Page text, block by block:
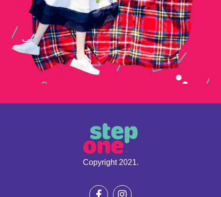
Copyright 2021.